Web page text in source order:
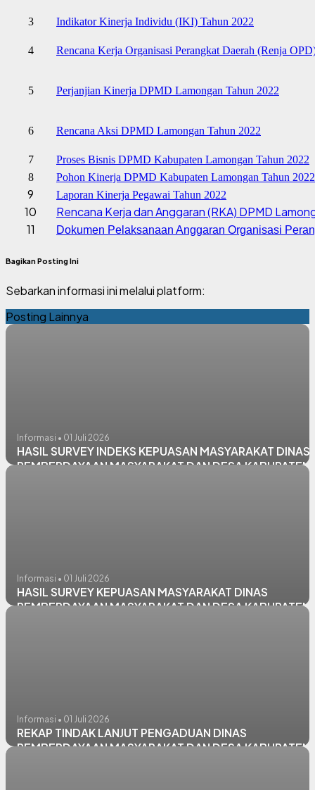
3 Indikator Kinerja Individu (IKI) Tahun 2022
4 Rencana Kerja Organisasi Perangkat Daerah (Renja
5 Perjanjian Kinerja DPMD Lamongan Tahun 2022
6 Rencana Aksi DPMD Lamongan Tahun 2022
7
Proses Bisnis DPMD Kabupaten Lamongan Tahun 2022
8
Pohon Kinerja DPMD Kabupaten Lamongan Tahun 2022
9 Laporan Kinerja Pegawai Tahun 2022
10
Rencana Kerja dan Anggaran (RKA) DPMD
11
Dokumen Pelaksanaan Anggaran Organisasi
Bagikan Posting Ini
Sebarkan informasi ini melalui platform:
Posting Lainnya
Informasi • 01 Juli 2026
HASIL SURVEY INDEKS KEPUASAN MASYARAKAT DINAS
PEMBERDAYAAN MASYARAKAT DAN DESA KABUPATEN
Informasi • 01 Juli 2026
HASIL SURVEY KEPUASAN MASYARAKAT DINAS
PEMBERDAYAAN MASYARAKAT DAN DESA KABUPATEN
Informasi • 01 Juli 2026
REKAP TINDAK LANJUT PENGADUAN DINAS
PEMBERDAYAAN MASYARAKAT DAN DESA KABUPATEN